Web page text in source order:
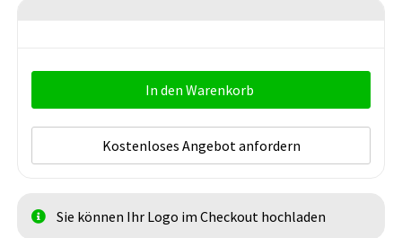
In den Warenkorb
Kostenloses Angebot anfordern
Sie können Ihr Logo im Checkout hochladen